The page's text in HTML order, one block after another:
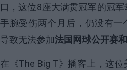
口，这位8座大满贯冠军的冠
手腕受伤两个月后，仍没有一
导致无法参加法国网球公开赛
在《The Big T》播客上，这